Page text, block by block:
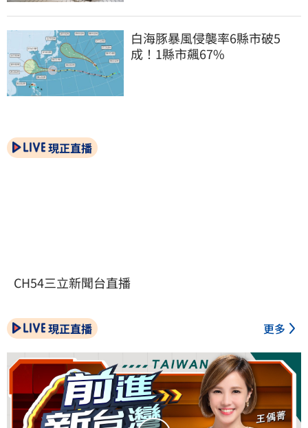
白海豚暴風侵襲率6縣市破5
成！1縣市飆67%
現正直播
CH54三立新聞台直播
現正直播 更多